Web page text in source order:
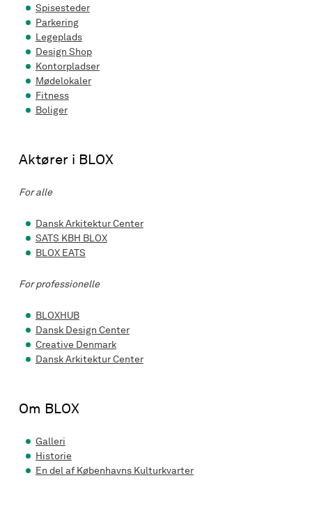
Spisesteder
Parkering
Legeplads
Design Shop
Kontorpladser
Mødelokaler
Fitness
Boliger
Aktører i BLOX
For alle
Dansk Arkitektur Center
SATS KBH BLOX
BLOX EATS
For professionelle
BLOXHUB
Dansk Design Center
Creative Denmark
Dansk Arkitektur Center
Om BLOX
Galleri
Historie
En del af Københavns Kulturkvarter